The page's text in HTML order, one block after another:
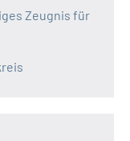
Zeugnis für